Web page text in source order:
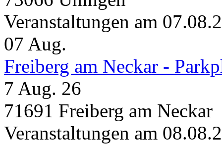
Veranstaltungen am
07 Aug.
Freiberg am Neckar -
7 Aug. 26
71691 Freiberg am Neckar
Veranstaltungen am